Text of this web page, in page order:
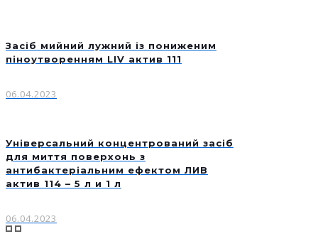
Засіб мийний лужний із пониженим
піноутворенням LIV актив 111
06.04.2023
Універсальний концентрований засіб
для миття поверхонь з
антибактеріальним ефектом ЛИВ
актив 114 – 5 л и 1 л
06.04.2023